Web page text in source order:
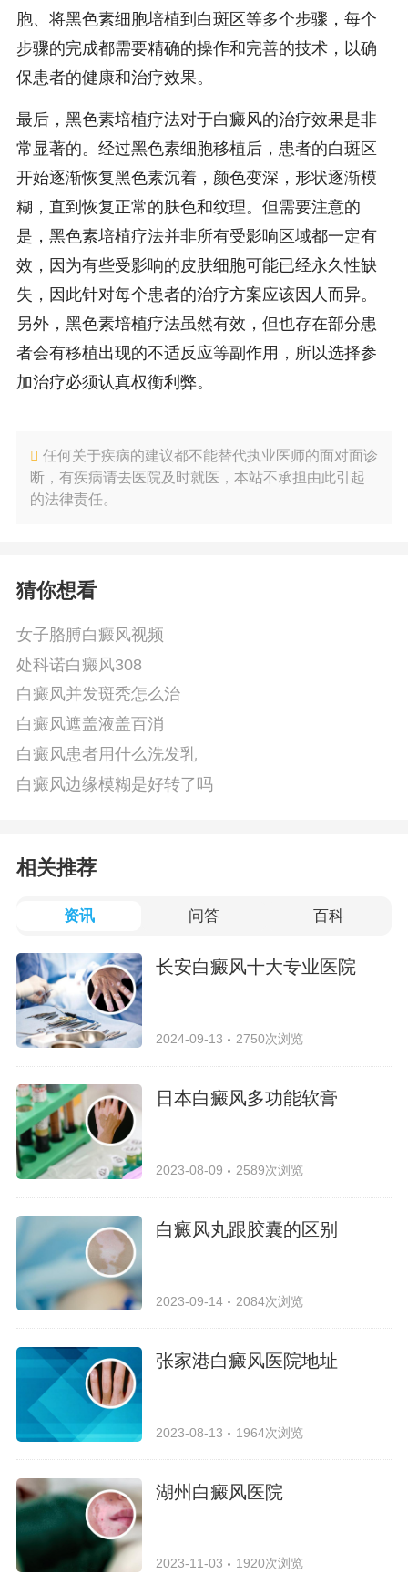
胞、将黑色素细胞培植到白斑区等多个步骤，每个
步骤的完成都需要精确的操作和完善的技术，以确
保患者的健康和治疗效果。
最后，黑色素培植疗法对于白癜风的治疗效果是非
常显著的。经过黑色素细胞移植后，患者的白斑区
开始逐渐恢复黑色素沉着，颜色变深，形状逐渐模
糊，直到恢复正常的肤色和纹理。但需要注意的
是，黑色素培植疗法并非所有受影响区域都一定有
效，因为有些受影响的皮肤细胞可能已经永久性缺
失，因此针对每个患者的治疗方案应该因人而异。
另外，黑色素培植疗法虽然有效，但也存在部分患
者会有移植出现的不适反应等副作用，所以选择参
加治疗必须认真权衡利弊。
任何关于疾病的建议都不能替代执业医师的面对面诊
断，有疾病请去医院及时就医，本站不承担由此引起
的法律责任。
猜你想看
女子胳膊白癜风视频
处科诺白癜风308
白癜风并发斑秃怎么治
白癜风遮盖液盖百消
白癜风患者用什么洗发乳
白癜风边缘模糊是好转了吗
相关推荐
资讯 问答 百科
长安白癜风十大专业医院
2024-09-13 2750次浏览
日本白癜风多功能软膏
2023-08-09 2589次浏览
白癜风丸跟胶囊的区别
2023-09-14 2084次浏览
张家港白癜风医院地址
2023-08-13 1964次浏览
湖州白癜风医院
2023-11-03 1920次浏览